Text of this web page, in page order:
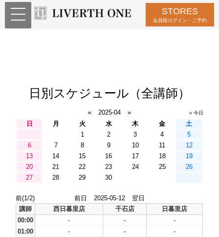
STORES
会員様ログイン・ご予約
日別スケジュール（全講師）
« 2025-04 » » 今日
日 月 火 水 木 金
土
1
2 3 4
5
6
7 8 9 10 11
12
13
14 15 16 17 18
19
20
21 22 23 24 25
26
27
28 29 30
前(1/2) 前日 2025-05-12
翌日
講師
西日暮里店 千石店
日暮里店
00:00
- -
-
01:00
- -
-